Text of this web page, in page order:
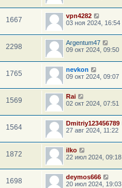
1667
vpn4282
03 ноя 2024, 16:54
2298
Argentum47
09 окт 2024, 09:50
1765
nevkon
09 окт 2024, 09:07
1569
Rai
02 окт 2024, 07:51
1564
Dmitriy123456789
27 авг 2024, 11:22
1872
ilko
22 июл 2024, 09:18
1698
deymos666
20 июл 2024, 19:03